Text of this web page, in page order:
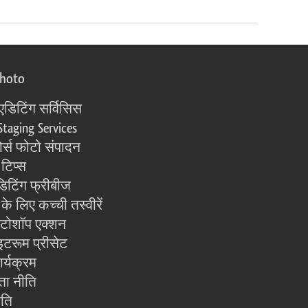
सर्विसिस
Services
फोटो संपादन
फ्रीबीज
के लिए कच्ची तस्वीरें
एक्शन
प्रीसेट
नीति